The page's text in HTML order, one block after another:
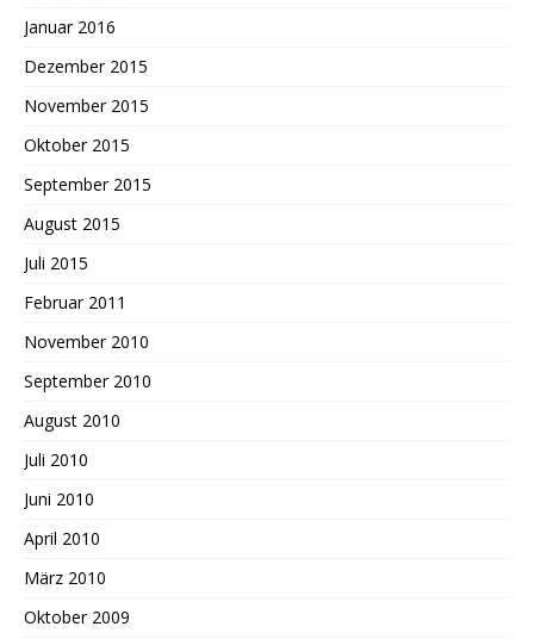
Januar 2016
Dezember 2015
November 2015
Oktober 2015
September 2015
August 2015
Juli 2015
Februar 2011
November 2010
September 2010
August 2010
Juli 2010
Juni 2010
April 2010
März 2010
Oktober 2009